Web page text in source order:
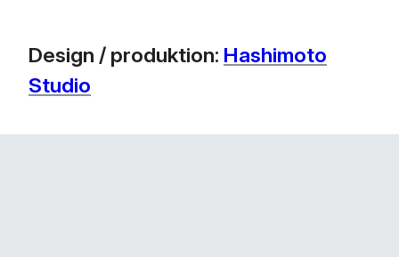
Design / produktion: Hashimoto
Studio